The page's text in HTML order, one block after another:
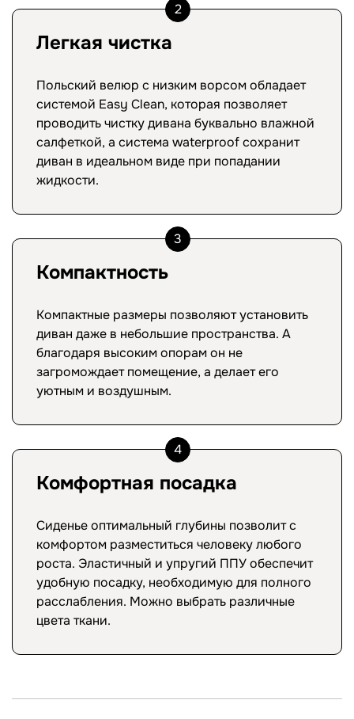
2
Легкая чистка
Польский велюр с низким ворсом обладает
системой Easy Clean, которая позволяет
проводить чистку дивана буквально влажной
салфеткой, а система waterproof сохранит
диван в идеальном виде при попадании
жидкости.
3
Компактность
Компактные размеры позволяют установить
диван даже в небольшие пространства. А
благодаря высоким опорам он не
загромождает помещение, а делает его
уютным и воздушным.
4
Комфортная посадка
Сиденье оптимальный глубины позволит с
комфортом разместиться человеку любого
роста. Эластичный и упругий ППУ обеспечит
удобную посадку, необходимую для полного
расслабления. Можно выбрать различные
цвета ткани.